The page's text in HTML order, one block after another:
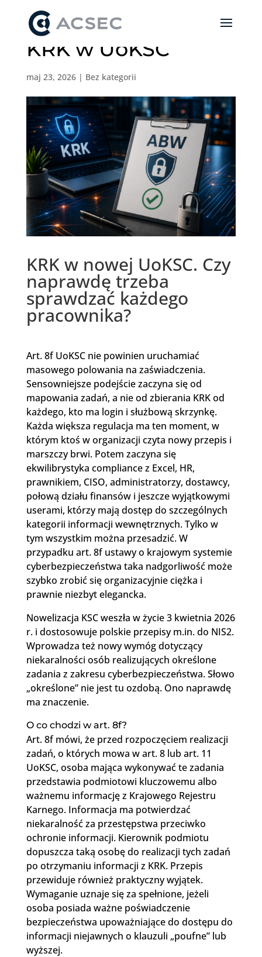
KRK w UoKSC
maj 23, 2026| Bez kategorii
KRK w nowej UoKSC. Czy
naprawdę trzeba
sprawdzać każdego
pracownika?
Art. 8f UoKSC nie powinien uruchamiać
masowego polowania na zaświadczenia.
Sensowniejsze podejście zaczyna się od
mapowania zadań, a nie od zbierania KRK od
każdego, kto ma login i służbową skrzynkę.
Każda większa regulacja ma ten moment, w
którym ktoś w organizacji czyta nowy przepis i
marszczy brwi. Potem zaczyna się
ekwilibrystyka compliance z Excel, HR,
prawnikiem, CISO, administratorzy, dostawcy,
połową działu finansów i jeszcze wyjątkowymi
userami, którzy mają dostęp do szczególnych
kategorii informacji wewnętrznych. Tylko w
tym wszystkim można przesadzić. W
przypadku art. 8f ustawy o krajowym systemie
cyberbezpieczeństwa taka nadgorliwość może
szybko zrobić się organizacyjnie ciężka i
prawnie niezbyt elegancka.
Nowelizacja KSC weszła w życie 3 kwietnia 2026
r. i dostosowuje polskie przepisy m.in. do NIS2.
Wprowadza też nowy wymóg dotyczący
niekaralności osób realizujących określone
zadania z zakresu cyberbezpieczeństwa. Słowo
„określone”nie jest tu ozdobą. Ono naprawdę
ma znaczenie.
O co chodzi w art. 8f?
Art. 8f mówi, że przed rozpoczęciem realizacji
zadań, o których mowa w art. 8 lub art. 11
UoKSC, osoba mająca wykonywać te zadania
przedstawia podmiotowi kluczowemu albo
ważnemu informację z Krajowego Rejestru
Karnego. Informacja ma potwierdzać
niekaralność za przestępstwa przeciwko
ochronie informacji. Kierownik podmiotu
dopuszcza taką osobę do realizacji tych zadań
po otrzymaniu informacji z KRK. Przepis
przewiduje również praktyczny wyjątek.
Wymaganie uznaje się za spełnione, jeżeli
osoba posiada ważne poświadczenie
bezpieczeństwa upoważniające do dostępu do
informacji niejawnych o klauzuli „poufne” lub
wyższej.